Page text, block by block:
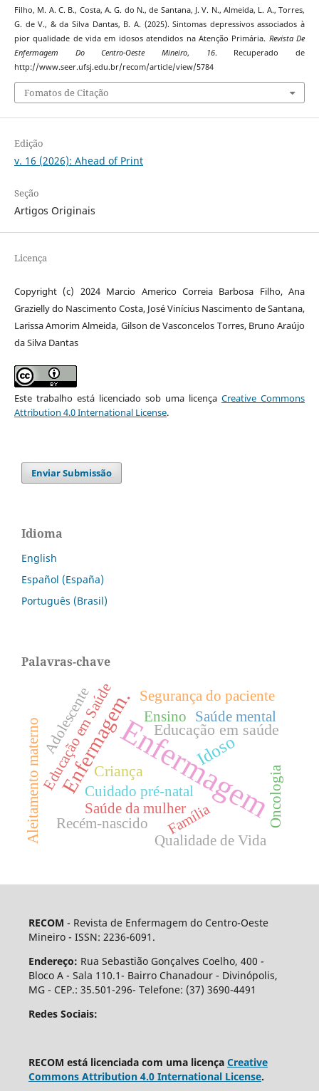
Filho, M. A. C. B., Costa, A. G. do N., de Santana, J. V. N., Almeida, L. A., Torres,
G. de V., & da Silva Dantas, B. A. (2025). Sintomas depressivos associados à
pior qualidade de vida em idosos atendidos na Atenção Primária. Revista De
Enfermagem Do Centro-Oeste Mineiro, 16. Recuperado de
http://www.seer.ufsj.edu.br/recom/article/view/5784
Fomatos de Citação
Edição
v. 16 (2026): Ahead of Print
Seção
Artigos Originais
Licença
Copyright (c) 2024 Marcio Americo Correia Barbosa Filho, Ana
Grazielly do Nascimento Costa, José Vinícius Nascimento de Santana,
Larissa Amorim Almeida, Gilson de Vasconcelos Torres, Bruno Araújo
da Silva Dantas
Este trabalho está licenciado sob uma licençaCreative Commons
Attribution 4.0 International License.
Enviar Submissão
Idioma
English
Español (España)
Português (Brasil)
Palavras-chave
Enfermagem
Enfermagem. Idoso
Criança
Educação em saúde
Cuidado pré-natal
Educação em Saúde
Saúde da mulher
Adolescente
Família
Aleitamento materno
Ensino
Segurança do paciente
Recém-nascido
Saúde mental
Qualidade de Vida
Oncologia
RECOM - Revista de Enfermagem do Centro-Oeste
Mineiro - ISSN: 2236-6091.
Endereço: Rua Sebastião Gonçalves Coelho, 400 -
Bloco A - Sala 110.1- Bairro Chanadour - Divinópolis,
MG - CEP.: 35.501-296- Telefone: (37) 3690-4491
Redes Sociais:
RECOM está licenciada com uma licença Creative
Commons Attribution 4.0 International License.